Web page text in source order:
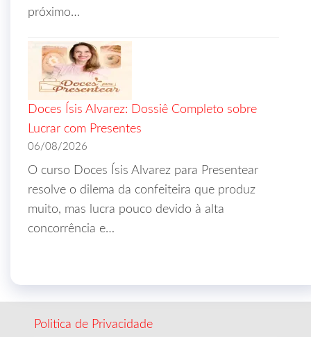
próximo…
Doces Ísis Alvarez: Dossiê Completo sobre
Lucrar com Presentes
06/08/2026
O curso Doces Ísis Alvarez para Presentear
resolve o dilema da confeiteira que produz
muito, mas lucra pouco devido à alta
concorrência e…
Politica de Privacidade